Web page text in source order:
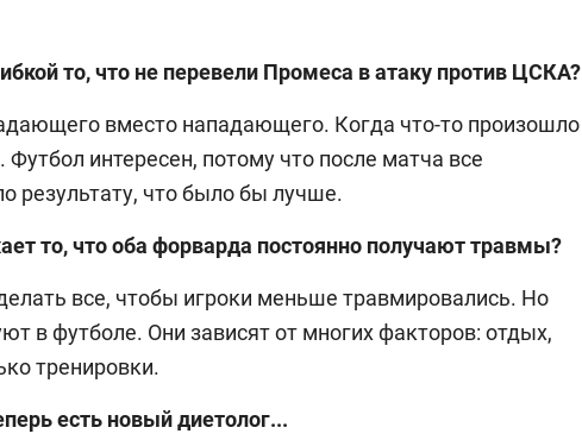
то, что не перевели Промеса в атаку против ЦСКА?
вместо нападающего. Когда что-то произошло
Футбол интересен, потому что после матча все
результату, что было бы лучше.
то, что оба форварда постоянно получают травмы?
все, чтобы игроки меньше травмировались. Но
в футболе. Они зависят от многих факторов: отдых,
тренировки.
есть новый диетолог...